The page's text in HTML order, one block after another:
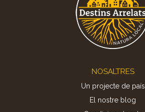
NOSALTRES
Un projecte de país
El nostre blog